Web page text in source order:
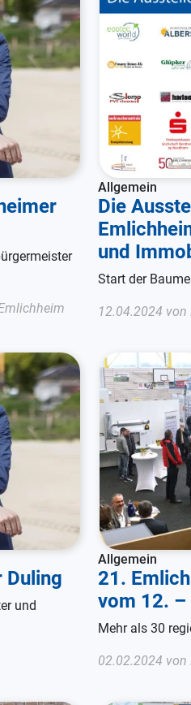
Allgemein
Die
und
Start der
12.04.2024 von
Duling
und
Allgemein
21.
vom 12. –
Mehr als 30
02.02.2024 von